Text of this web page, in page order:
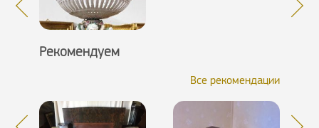
Рекомендуем
Все рекомендации